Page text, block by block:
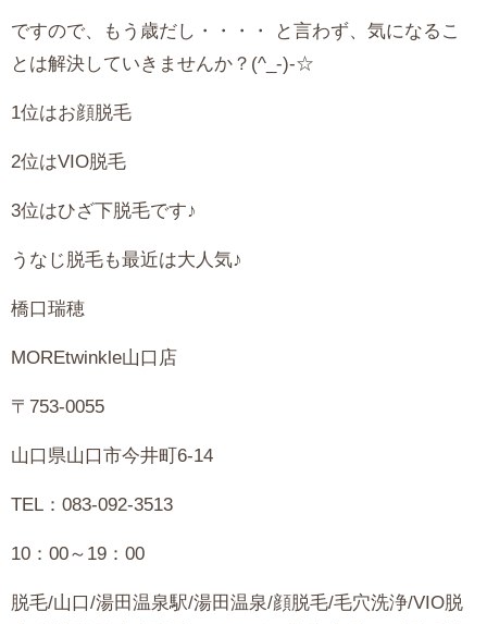
ですので、もう歳だし・・・・ と言わず、気になるこ
とは解決していきませんか？(^_-)-☆
1位はお顔脱毛
2位はVIO脱毛
3位はひざ下脱毛です♪
うなじ脱毛も最近は大人気♪
橋口瑞穂
MOREtwinkle山口店
〒753-0055
山口県山口市今井町6-14
TEL：083-092-3513
10：00～19：00
脱毛/山口/湯田温泉駅/湯田温泉/顔脱毛/毛穴洗浄/VIO脱